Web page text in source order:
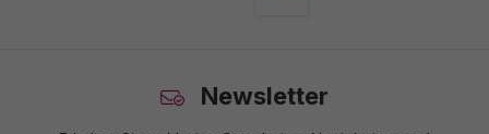
Newsletter